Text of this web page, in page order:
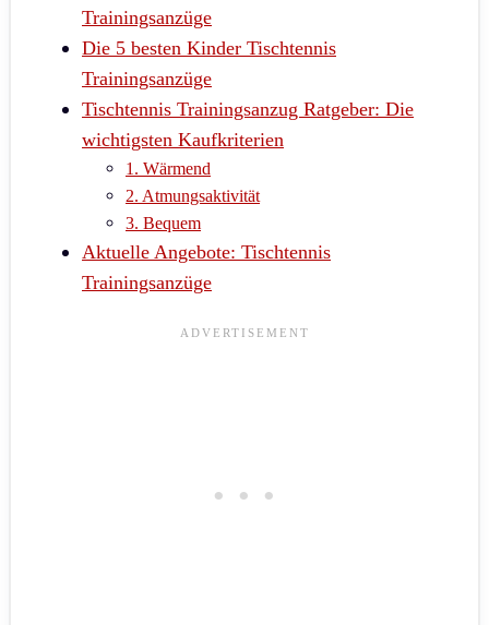
Trainingsanzüge
Die 5 besten Kinder Tischtennis
Trainingsanzüge
Tischtennis Trainingsanzug Ratgeber: Die
wichtigsten Kaufkriterien
1. Wärmend
2. Atmungsaktivität
3. Bequem
Aktuelle Angebote: Tischtennis
Trainingsanzüge